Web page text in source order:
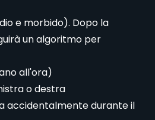
e morbido). Dopo la
un algoritmo per
all'ora)
o destra
accidentalmente durante il